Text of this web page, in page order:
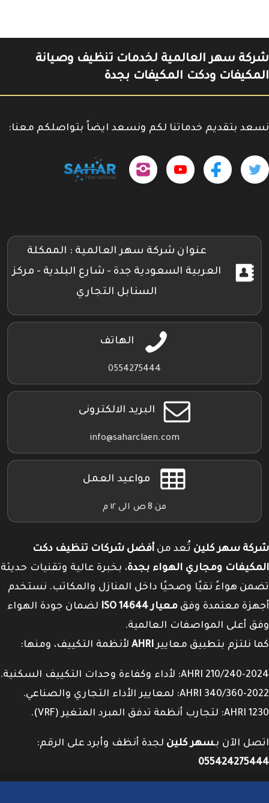
شركة سهر العالمية لخدمات تنظيف وصيانة
المكيفات ودكت المكيفات بجدة
نسعد بتقديم خدماتنا لكم ونسعد ايضاً بتواصلكم معنا:
تابعنا تابعنا www.youtube.com/@sahar4046
تابعنا
بلاي
عنوان شركة سهر العالمية : الممكلة
العربية السعودية جدة - شارع البلدية - مركز
السنابل التجاري
الهاتف
0554275444
البريد الالكترونى
info@saharclaen.com
مواعيد العمل
من 8 ص الى ١٢ م
شركة سهر كلين تُعد من أفضل شركات تنظيف دكت
المكيفات ومجاري الهواء بجدة، بخبرة عالية وتقنيات حديثة
تضمن هواءً نقيًا وصحيًا داخل المنازل والمكاتب. نستخدم
أجهزة معتمدة وفق معيار ISO 14644
لضمان جودة الهواء
وفق أعلى المواصفات العالمية.
كما نلتزم بتطبيق معاييرAHRI لأنظمة التكييف، ومنها:
AHRI 210/240-2024: لأداء وكفاءة وحدات التكييف السكنية.
AHRI 340/360-2022: لمعايير الأداء التجاري والصناعي.
AHRI 1230: لتجارب أنظمة تدفق المبرد المتغير (VRF).
اتصل الآن بـسهر كلين لجدة أنظف وأبرد على الرقم:
055424275444